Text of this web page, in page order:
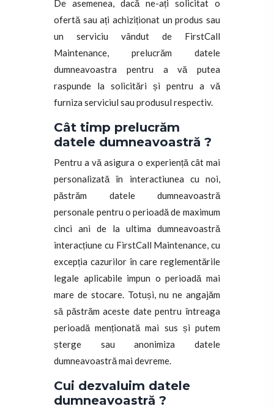
De asemenea, dacă ne-ați solicitat o
ofertă sau ați achiziționat un produs sau
un serviciu vândut de FirstCall
Maintenance, prelucrăm datele
dumneavoastra pentru a vă putea
raspunde la solicitări și pentru a vă
furniza serviciul sau produsul respectiv.
Cât timp prelucrăm
datele dumneavoastră ?
Pentru a vă asigura o experiență cât mai
personalizată în interactiunea cu noi,
păstrăm datele dumneavoastră
personale pentru o perioadă de maximum
cinci ani de la ultima dumneavoastră
interacțiune cu FirstCall Maintenance, cu
excepția cazurilor în care reglementările
legale aplicabile impun o perioadă mai
mare de stocare. Totuși, nu ne angajăm
să păstrăm aceste date pentru întreaga
perioadă menționată mai sus și putem
șterge sau anonimiza datele
dumneavoastră mai devreme.
Cui dezvaluim datele
dumneavoastră ?